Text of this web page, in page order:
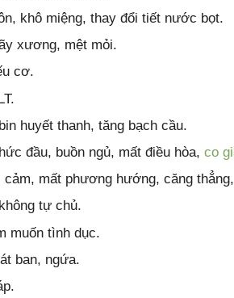
khô miệng, thay đổi tiết nước bọt.
xương, mệt mỏi.
cơ.
huyết thanh, tăng bạch cầu.
đầu, buồn ngủ, mất điều hòa, co
cảm, mất phương hướng, căng
tự chủ.
muốn tình dục.
ban, ngứa.